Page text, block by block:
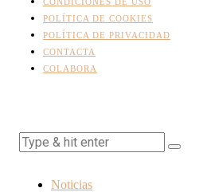
POLÍTICA DE COOKIES
POLÍTICA DE PRIVACIDAD
CONTACTA
COLABORA
Noticias